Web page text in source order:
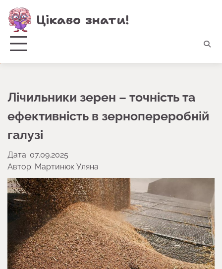
Перейти
до
вмісту
Цікаво знати!
Лічильники зерен – точність та
ефективність в зернопереробній
галузі
Дата: 07.09.2025
Автор: Мартинюк Уляна